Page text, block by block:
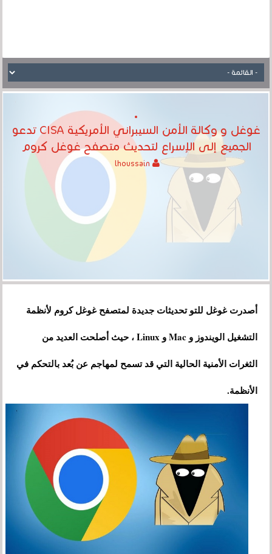
غوغل و وكالة الأمن السيبراني الأمريكية CISA تدعو
الجميع إلى الإسراع لتحديث متصفح غوغل كروم
أصدرت غوغل للتو تحديثات جديدة لمتصفح غوغل كروم لأنظمة
التشغيل الويندوز و Mac و Linux ، حيث أصلحت العديد من
الثغرات الأمنية الحالية التي قد تسمح لمهاجم عن بُعد بالتحكم في
الأنظمة.